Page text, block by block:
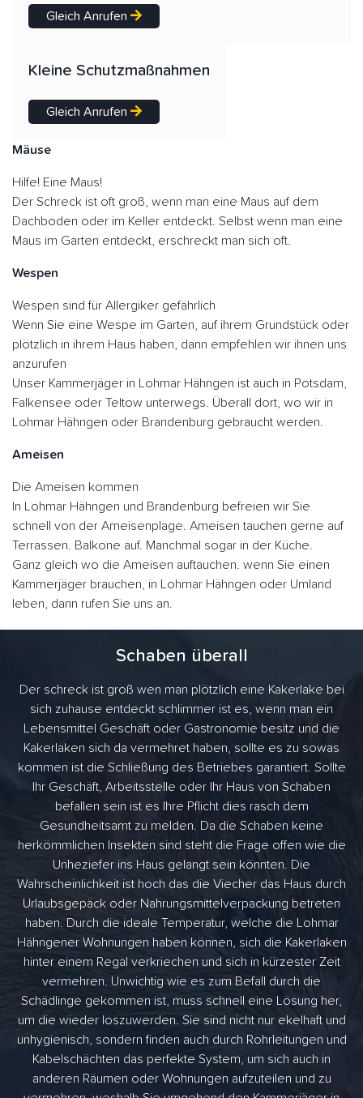
Gleich Anrufen
Kleine Schutzmaßnahmen
Gleich Anrufen
Mäuse
Hilfe! Eine Maus!
Der Schreck ist oft groß, wenn man eine Maus auf dem
Dachboden oder im Keller entdeckt. Selbst wenn man eine
Maus im Garten entdeckt, erschreckt man sich oft.
Wespen
Wespen sind für Allergiker gefährlich
Wenn Sie eine Wespe im Garten, auf ihrem Grundstück oder
plötzlich in ihrem Haus haben, dann empfehlen wir ihnen uns
anzurufen
Unser Kammerjäger in Lohmar Hähngen ist auch in Potsdam,
Falkensee oder Teltow unterwegs. Überall dort, wo wir in
Lohmar Hähngen oder Brandenburg gebraucht werden.
Ameisen
Die Ameisen kommen
In Lohmar Hähngen und Brandenburg befreien wir Sie
schnell von der Ameisenplage. Ameisen tauchen gerne auf
Terrassen. Balkone auf. Manchmal sogar in der Küche.
Ganz gleich wo die Ameisen auftauchen. wenn Sie einen
Kammerjäger brauchen, in Lohmar Hähngen oder Umland
leben, dann rufen Sie uns an.
Schaben überall
Der schreck ist groß wen man plötzlich eine Kakerlake bei
sich zuhause entdeckt schlimmer ist es, wenn man ein
Lebensmittel Geschäft oder Gastronomie besitz und die
Kakerlaken sich da vermehret haben, sollte es zu sowas
kommen ist die Schließung des Betriebes garantiert. Sollte
Ihr Geschäft, Arbeitsstelle oder Ihr Haus von Schaben
befallen sein ist es Ihre Pflicht dies rasch dem
Gesundheitsamt zu melden. Da die Schaben keine
herkömmlichen Insekten sind steht die Frage offen wie die
Unheziefer ins Haus gelangt sein könnten. Die
Wahrscheinlichkeit ist hoch das die Viecher das Haus durch
Urlaubsgepäck oder Nahrungsmittelverpackung betreten
haben. Durch die ideale Temperatur, welche die Lohmar
Hähngener Wohnungen haben können, sich die Kakerlaken
hinter einem Regal verkriechen und sich in kürzester Zeit
vermehren. Unwichtig wie es zum Befall durch die
Schädlinge gekommen ist, muss schnell eine Lösung her,
um die wieder loszuwerden. Sie sind nicht nur ekelhaft und
unhygienisch, sondern finden auch durch Rohrleitungen und
Kabelschächten das perfekte System, um sich auch in
anderen Räumen oder Wohnungen aufzuteilen und zu